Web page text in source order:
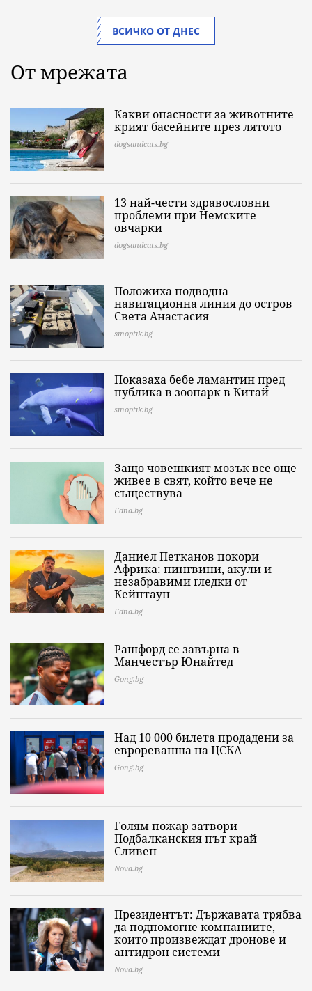
ВСИЧКО ОТ ДНЕС
От мрежата
Какви опасности за животните
крият басейните през лятото
dogsandcats.bg
13 най-чести здравословни
проблеми при Немските
овчарки
dogsandcats.bg
Положиха подводна
навигационна линия до остров
Света Анастасия
sinoptik.bg
Показаха бебе ламантин пред
публика в зоопарк в Китай
sinoptik.bg
Защо човешкият мозък все още
живее в свят, който вече не
съществува
Edna.bg
Даниел Петканов покори
Африка: пингвини, акули и
незабравими гледки от
Кейптаун
Edna.bg
Рашфорд се завърна в
Манчестър Юнайтед
Gong.bg
Над 10 000 билета продадени за
еврореванша на ЦСКА
Gong.bg
Голям пожар затвори
Подбалканския път край
Сливен
Nova.bg
Президентът: Държавата трябва
да подпомогне компаниите,
които произвеждат дронове и
антидрон системи
Nova.bg